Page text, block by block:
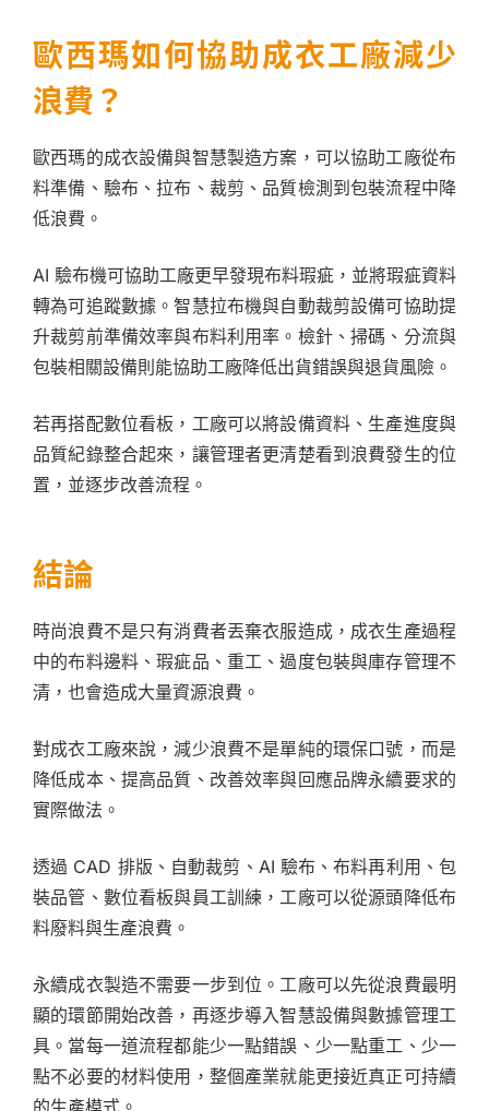
歐西瑪如何協助成衣工廠減少
浪費？
歐西瑪的成衣設備與智慧製造方案，可以協助工廠從布
料準備、驗布、拉布、裁剪、品質檢測到包裝流程中降
低浪費。
AI 驗布機可協助工廠更早發現布料瑕疵，並將瑕疵資料
轉為可追蹤數據。智慧拉布機與自動裁剪設備可協助提
升裁剪前準備效率與布料利用率。檢針、掃碼、分流與
包裝相關設備則能協助工廠降低出貨錯誤與退貨風險。
若再搭配數位看板，工廠可以將設備資料、生產進度與
品質紀錄整合起來，讓管理者更清楚看到浪費發生的位
置，並逐步改善流程。
結論
時尚浪費不是只有消費者丟棄衣服造成，成衣生產過程
中的布料邊料、瑕疵品、重工、過度包裝與庫存管理不
清，也會造成大量資源浪費。
對成衣工廠來說，減少浪費不是單純的環保口號，而是
降低成本、提高品質、改善效率與回應品牌永續要求的
實際做法。
透過 CAD 排版、自動裁剪、AI 驗布、布料再利用、包
裝品管、數位看板與員工訓練，工廠可以從源頭降低布
料廢料與生產浪費。
永續成衣製造不需要一步到位。工廠可以先從浪費最明
顯的環節開始改善，再逐步導入智慧設備與數據管理工
具。當每一道流程都能少一點錯誤、少一點重工、少一
點不必要的材料使用，整個產業就能更接近真正可持續